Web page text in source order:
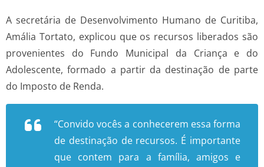
A secretária de Desenvolvimento Humano de Curitiba,
Amália Tortato, explicou que os recursos liberados são
provenientes do Fundo Municipal da Criança e do
Adolescente, formado a partir da destinação de parte
do Imposto de Renda.
“Convido vocês a conhecerem essa forma
de destinação de recursos. É importante
que contem para a família, amigos e